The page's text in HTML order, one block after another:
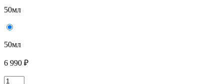
50мл
50мл
6 990 ₽